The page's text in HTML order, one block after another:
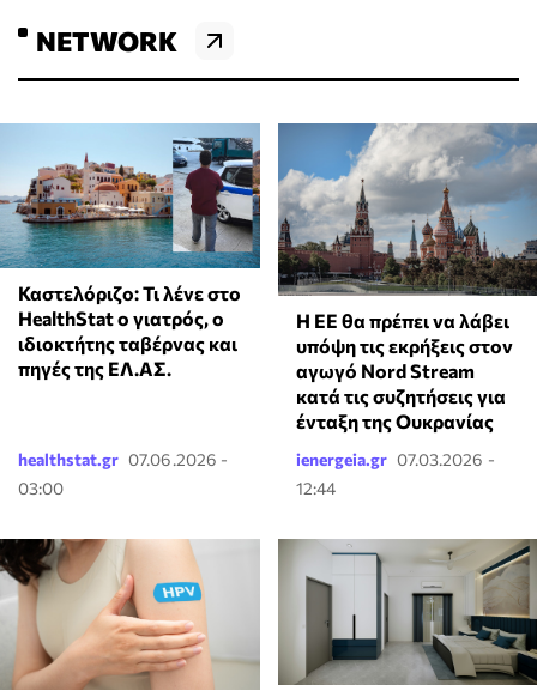
NETWORK
Καστελόριζο: Τι λένε στο
HealthStat ο γιατρός, ο
ιδιοκτήτης ταβέρνας και
πηγές της ΕΛ.ΑΣ.
healthstat.gr 07.06.2026 -
03:00
Η ΕΕ θα πρέπει να λάβει
υπόψη τις εκρήξεις στον
αγωγό Nord Stream
κατά τις συζητήσεις για
ένταξη της Ουκρανίας
ienergeia.gr 07.03.2026 -
12:44